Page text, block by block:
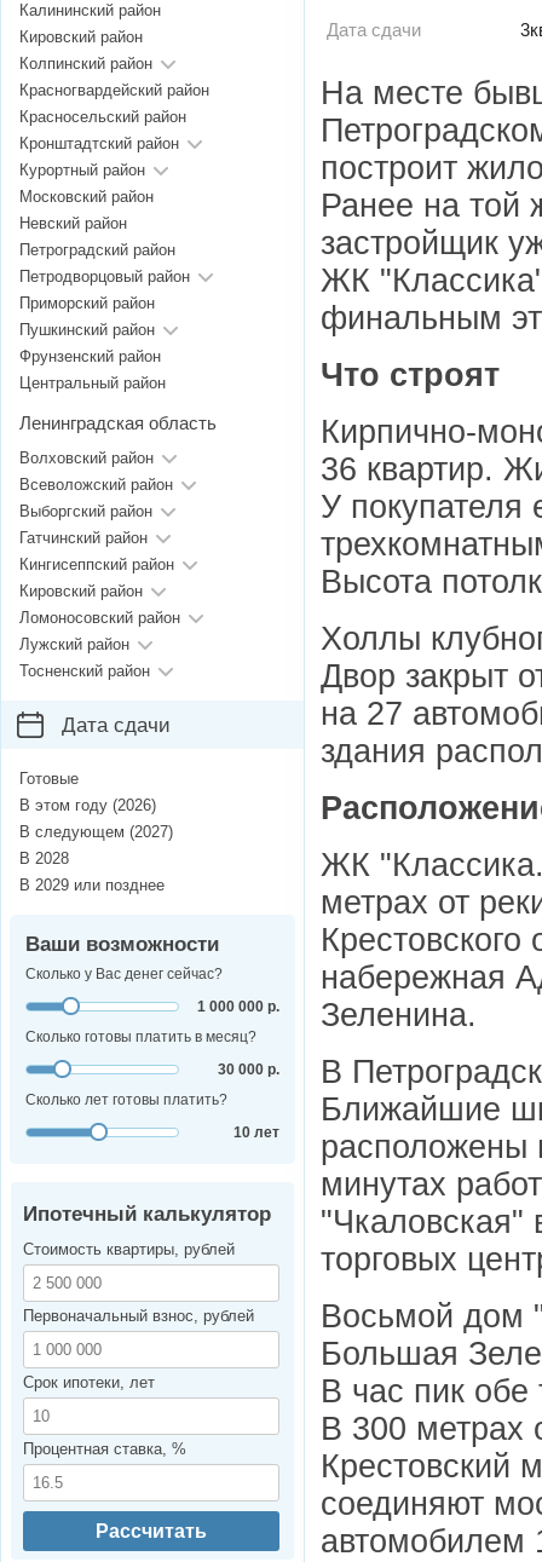
Дата сдачи
На месте
построит
Ранее на той
застройщик
ЖК
финальным
Что строят
Кирпично-
36 квартир.
У покупателя
Высота
Холлы
Двор закрыт
на 27
здания
ЖК
метрах от
Крестовского
набережная
Зеленина.
В
Ближайшие
расположены
минутах
"Чкаловская"
торговых
Восьмой дом
Большая
В час пик
В 300 метрах
Крестовский
соединяют
автомобилем
Калининский район
Кировский район
Колпинский район
Красногвардейский район
Красносельский район
Кронштадтский район
Курортный район
Московский район
Невский район
Петроградский район
Петродворцовый район
Приморский район
Пушкинский район
Фрунзенский район
Центральный район
Ленинградская область
Волховский район
Всеволожский район
Выборгский район
Гатчинский район
Кингисеппский район
Кировский район
Ломоносовский район
Лужский район
Тосненский район
Дата сдачи
Готовые
В этом году (2026)
В следующем (2027)
В 2028
В 2029 или позднее
Ваши возможности
Сколько у Вас денег сейчас?
1 000 000 р.
Сколько готовы платить в месяц?
30 000 р.
Сколько лет готовы платить?
10 лет
Ипотечный калькулятор
Стоимость квартиры, рублей
Первоначальный взнос, рублей
Срок ипотеки, лет
Процентная ставка, %
Рассчитать